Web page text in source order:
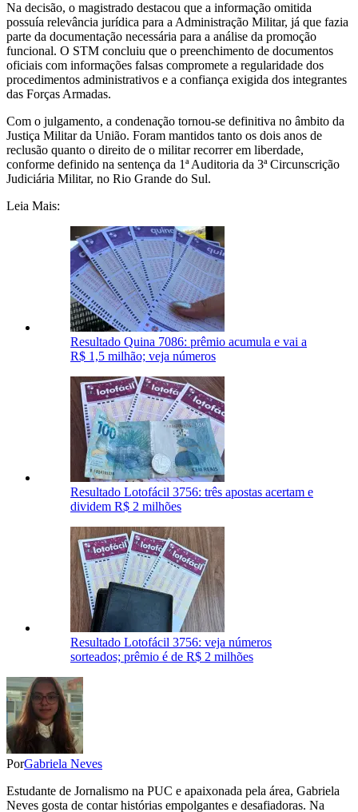
Na decisão, o magistrado destacou que a informação omitida
possuía relevância jurídica para a Administração Militar, já que fazia
parte da documentação necessária para a análise da promoção
funcional. O STM concluiu que o preenchimento de documentos
oficiais com informações falsas compromete a regularidade dos
procedimentos administrativos e a confiança exigida dos integrantes
das Forças Armadas.
Com o julgamento, a condenação tornou-se definitiva no âmbito da
Justiça Militar da União. Foram mantidos tanto os dois anos de
reclusão quanto o direito de o militar recorrer em liberdade,
conforme definido na sentença da 1ª Auditoria da 3ª Circunscrição
Judiciária Militar, no Rio Grande do Sul.
Leia Mais:
Resultado Quina 7086: prêmio acumula e vai a
R$ 1,5 milhão; veja números
Resultado Lotofácil 3756: três apostas acertam e
dividem R$ 2 milhões
Resultado Lotofácil 3756: veja números
sorteados; prêmio é de R$ 2 milhões
PorGabriela Neves
Estudante de Jornalismo na PUC e apaixonada pela área, Gabriela
Neves gosta de contar histórias empolgantes e desafiadoras. Na